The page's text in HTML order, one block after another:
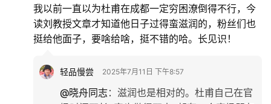
我以前一直以为杜甫在成都一定穷困潦倒得不行，今
读刘教授文章才知道他日子过得蛮滋润的，粉丝们也
挺给他面子，要啥给啥，挺不错的哈。长见识！
轻品慢尝 2025年7月11日 下午8:57
@晓舟同志： 滋润也是相对的。杜甫自己在官